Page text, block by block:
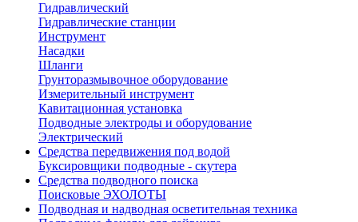
Гидравлический
Гидравлические станции
Инструмент
Насадки
Шланги
Грунторазмывочное оборудование
Измерительный инструмент
Кавитационная установка
Подводные электроды и оборудование
Электрический
Средства передвижения под водой
Буксировщики подводные - скутера
Средства подводного поиска
Поисковые ЭХОЛОТЫ
Подводная и надводная осветительная техника